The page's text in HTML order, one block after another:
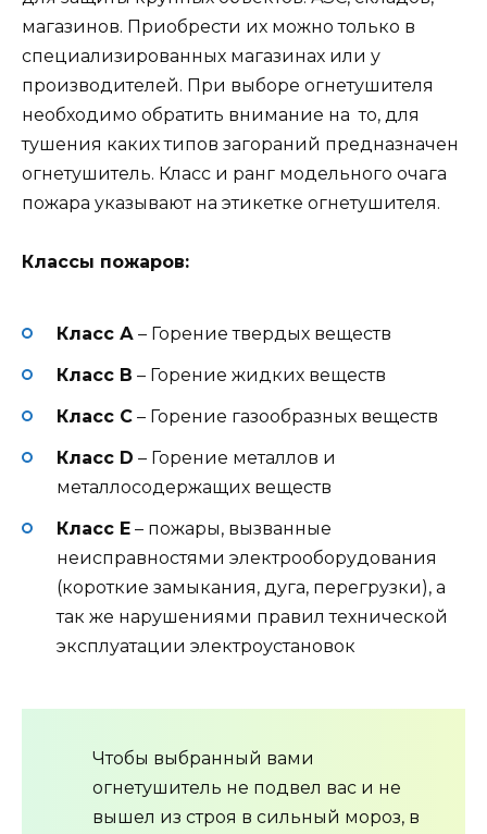
магазинов. Приобрести их можно только в
специализированных магазинах или у
производителей. При выборе огнетушителя
необходимо обратить внимание на то, для
тушения каких типов загораний предназначен
огнетушитель. Класс и ранг модельного очага
пожара указывают на этикетке огнетушителя.
Классы пожаров:
Класс А – Горение твердых веществ
Класс В – Горение жидких веществ
Класс С – Горение газообразных веществ
Класс D – Горение металлов и
металлосодержащих веществ
Класс Е – пожары, вызванные
неисправностями электрооборудования
(короткие замыкания, дуга, перегрузки), а
так же нарушениями правил тех­нической
эксплуатации электроустановок
Чтобы выбранный вами
огнетушитель не подвел вас и не
вышел из строя в сильный мороз, в